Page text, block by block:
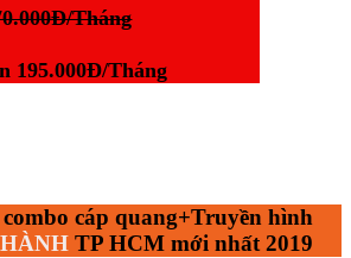
Tháng
195.000Đ/Tháng
cáp quang+Truyền hình
TP HCM mới nhất 2019